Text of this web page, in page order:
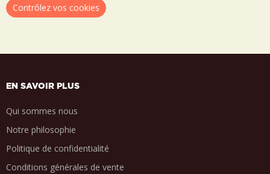
Contrôlez vos cookies
EN SAVOIR PLUS
Qui sommes nous
Notre philosophie
Politique de confidentialité
Conditions générales de vente